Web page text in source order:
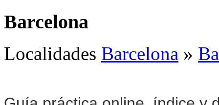
Barcelona
Localidades Barcelona »